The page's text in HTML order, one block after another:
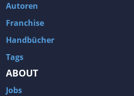
Autoren
Franchise
Handbücher
Tags
ABOUT
Jobs